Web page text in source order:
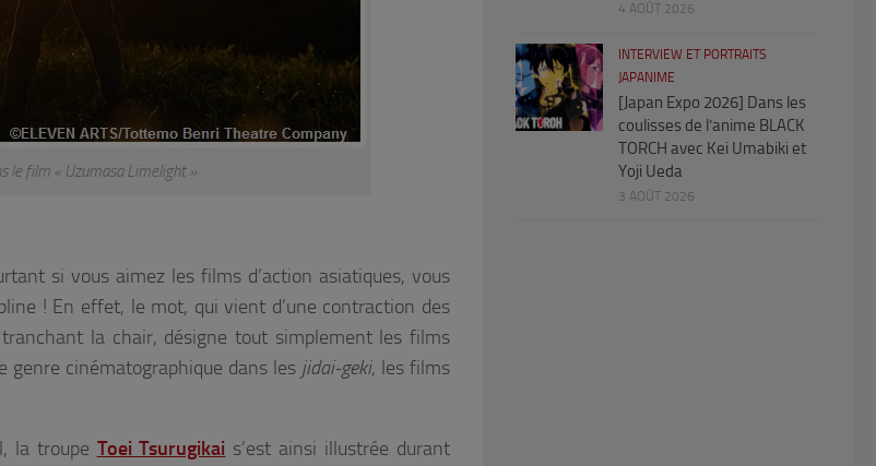
le film « Uzumasa Limelight »
si vous aimez les films d’action asiatiques, vous
! En effet, le mot, qui vient d’une contraction des
la chair, désigne tout simplement les films
genre cinématographique dans les jidai-geki, les films
la troupe Toei Tsurugikai s’est ainsi illustrée durant
4 AOÛT 2026
INTERVIEW ET PORTRAITS
JAPANIME
[Japan Expo 2026] Dans les
coulisses de l’anime BLACK
TORCH avec Kei Umabiki et
Yoji Ueda
3 AOÛT 2026